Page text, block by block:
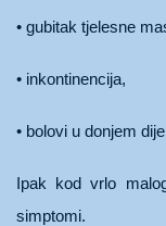
• gubitak tjelesne
• inkontinencija,
• bolovi u donjem
Ipak kod vrlo
simptomi.